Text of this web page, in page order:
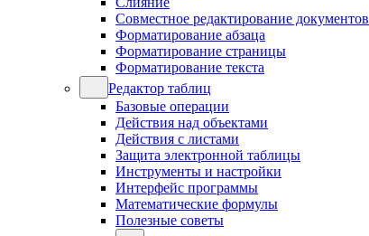
Совместное редактирование документов
Форматирование абзаца
Форматирование страницы
Форматирование текста
Редактор таблиц
Базовые операции
Действия над объектами
Действия с листами
Защита электронной таблицы
Инструменты и настройки
Интерфейс программы
Математические формулы
Полезные советы